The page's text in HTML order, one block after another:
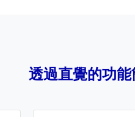
透過直覺的功